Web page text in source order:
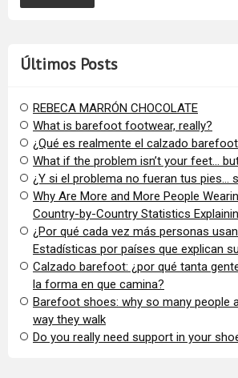
Últimos Posts
REBECA MARRÓN CHOCOLATE
What is barefoot footwear, really?
¿Qué es realmente el calzado
​What if the problem isn’t your feet…
¿Y si el problema no fueran tus pies…
​Why Are More and More People
Country-by-Country Statistics
​¿Por qué cada vez más personas
Estadísticas por países que explican
Calzado barefoot: ¿por qué tanta
la forma en que camina?
Barefoot shoes: why so many people
way they walk
​Do you really need support in your